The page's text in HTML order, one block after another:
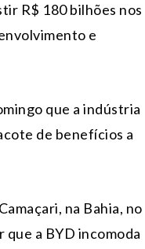
R$ 180 bilhões nos
e
que a indústria
de benefícios a
na Bahia, no
a BYD incomoda